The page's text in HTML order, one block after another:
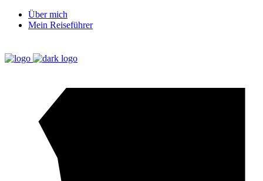
Über mich
Mein Reiseführer